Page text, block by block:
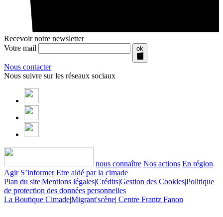
Recevoir notre newsletter
Votre mail
ok
Nous contacter
Nous suivre sur les réseaux sociaux
nous connaître Nos actions En région
Agir S’informer Etre aidé par la cimade
Plan du site|Mentions légales|Crédits|Gestion des Cookies|Politique
de protection des données personnelles
La Boutique Cimade|Migrant'scène| Centre Frantz Fanon